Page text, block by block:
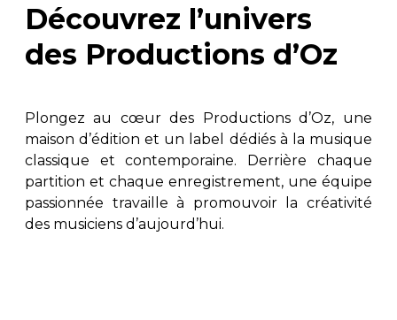
Découvrez l’univers
des Productions d’Oz
Plongez au cœur des Productions d’Oz, une
maison d’édition et un label dédiés à la musique
classique et contemporaine. Derrière chaque
partition et chaque enregistrement, une équipe
passionnée travaille à promouvoir la créativité
des musiciens d’aujourd’hui.